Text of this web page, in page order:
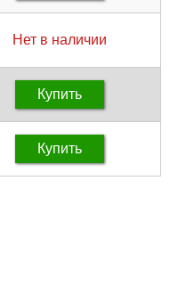
Нет в наличии
Купить
Купить